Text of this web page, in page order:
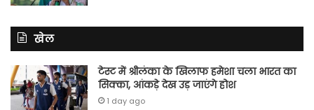
खेल
टेस्ट में श्रीलंका के खिलाफ हमेशा चला भारत का
सिक्का, आंकड़े देख उड़ जाएंगे होश
1 day ago